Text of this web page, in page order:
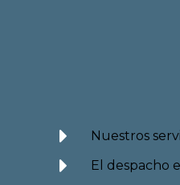
Nuestros
El despacho